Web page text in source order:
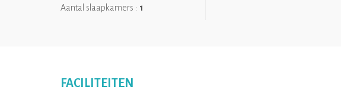
Aantal slaapkamers : 1
FACILITEITEN